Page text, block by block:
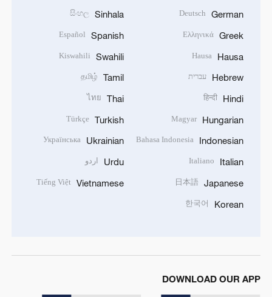
German
Deutsch
Greek
Ελληνικά
Hausa
Hausa
Hebrew עברית
Hindi
हिन्दी
Hungarian
Magyar
Indonesian
Bahasa Indonesia
Italian
Italiano
Japanese
日本語
Korean
한국어
Sinhala
සිංහල
Spanish
Español
Swahili
Kiswahili
Tamil
தமிழ்
Thai
ไทย
Turkish
Türkçe
Ukrainian
Українська
Urdu اردو
Vietnamese
Tiếng Việt
DOWNLOAD OUR APP